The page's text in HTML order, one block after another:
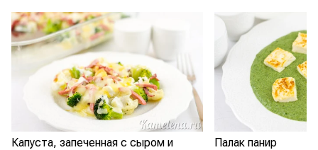
Капуста, запеченная с сыром и
Палак панир